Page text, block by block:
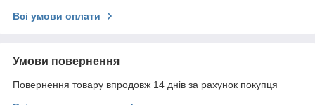
Всі умови оплати
Умови повернення
Повернення товару впродовж 14 днів за рахунок покупця